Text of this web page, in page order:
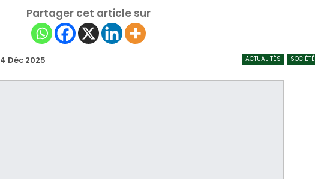
Partager cet article sur
ACTUALITÉS SOCIÉTÉ
4 Déc 2025